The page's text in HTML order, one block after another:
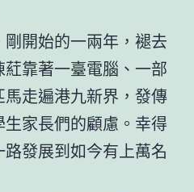
開始的一兩年，褪去
靠著一臺電腦、一部
走遍港九新界，發傳
家長們的顧慮。幸得
發展到如今有上萬名